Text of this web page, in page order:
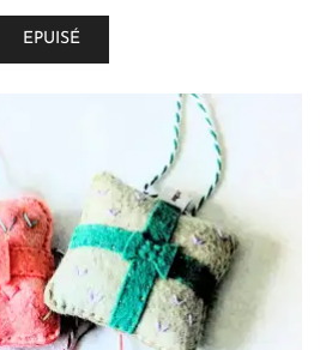
EPUISÉ